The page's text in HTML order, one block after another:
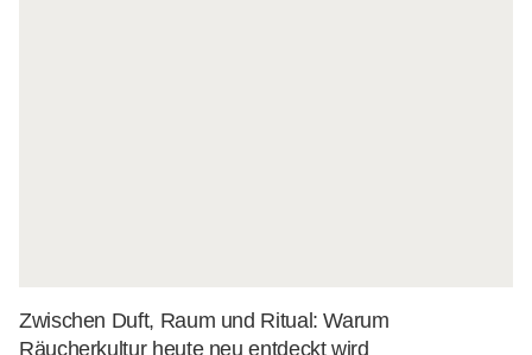
Zwischen Duft, Raum und Ritual: Warum
Räucherkultur heute neu entdeckt wird